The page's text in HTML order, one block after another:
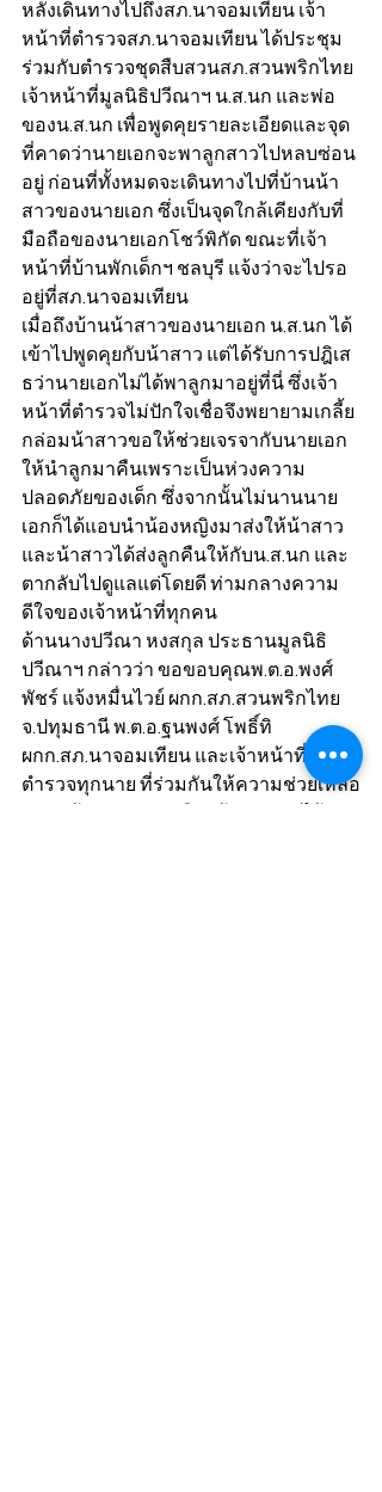
หลังเดินทางไปถึงสภ.นาจอมเทียน เจ้า
หน้าที่ตำรวจสภ.นาจอมเทียน ได้ประชุม
ร่วมกับตำรวจชุดสืบสวนสภ.สวนพริกไทย
เจ้าหน้าที่มูลนิธิปวีณาฯ น.ส.นก และพ่อ
ของน.ส.นก เพื่อพูดคุยรายละเอียดและจุด
ที่คาดว่านายเอกจะพาลูกสาวไปหลบซ่อน
อยู่ ก่อนที่ทั้งหมดจะเดินทางไปที่บ้านน้า
สาวของนายเอก ซึ่งเป็นจุดใกล้เคียงกับที่
มือถือของนายเอกโชว์พิกัด ขณะที่เจ้า
หน้าที่บ้านพักเด็กฯ ชลบุรี แจ้งว่าจะไปรอ
อยู่ที่สภ.นาจอมเทียน
เมื่อถึงบ้านน้าสาวของนายเอก น.ส.นก ได้
เข้าไปพูดคุยกับน้าสาว แต่ได้รับการปฎิเส
ธว่านายเอกไม่ได้พาลูกมาอยู่ที่นี่ ซึ่งเจ้า
หน้าที่ตำรวจไม่ปักใจเชื่อจึงพยายามเกลี้ย
กล่อมน้าสาวขอให้ช่วยเจรจากับนายเอก
ให้นำลูกมาคืนเพราะเป็นห่วงความ
ปลอดภัยของเด็ก ซึ่งจากนั้นไม่นานนาย
เอกก็ได้แอบนำน้องหญิงมาส่งให้น้าสาว
และน้าสาวได้ส่งลูกคืนให้กับน.ส.นก และ
ตากลับไปดูแลแต่โดยดี ท่ามกลางความ
ดีใจของเจ้าหน้าที่ทุกคน
ด้านนางปวีณา หงสกุล ประธานมูลนิธิ
ปวีณาฯ กล่าวว่า ขอขอบคุณพ.ต.อ.พงศ์
พัชร์ แจ้งหมื่นไวย์ ผกก.สภ.สวนพริกไทย
จ.ปทุมธานี พ.ต.อ.ฐนพงศ์ โพธิ์ทิ
ผกก.สภ.นาจอมเทียน และเจ้าหน้าที่
ตำรวจทุกนาย ที่ร่วมกันให้ความช่วยเหลือ